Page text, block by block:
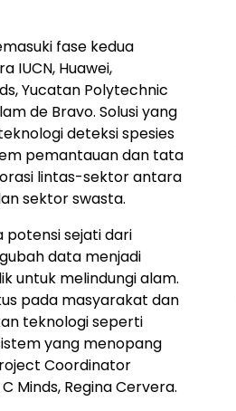
fase kedua
IUCN, Huawei,
Yucatan Polytechnic
de Bravo. Solusi yang
deteksi spesies
pemantauan dan tata
lintas-sektor antara
sektor swasta.
potensi sejati dari
data menjadi
untuk melindungi alam.
pada masyarakat dan
teknologi seperti
yang menopang
Coordinator
Minds, Regina Cervera.